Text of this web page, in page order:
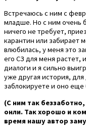
Встречаюсь с ним с
младше. Но с ним очень
ничего не требует,
карантин или забирает
влюбилась, у меня это
его СЗ для меня растет,
диалоги и я сильно
уже другая история,
заблокируете и оно еще
(С ним так
онли. Так хорошо и
время нашу автор